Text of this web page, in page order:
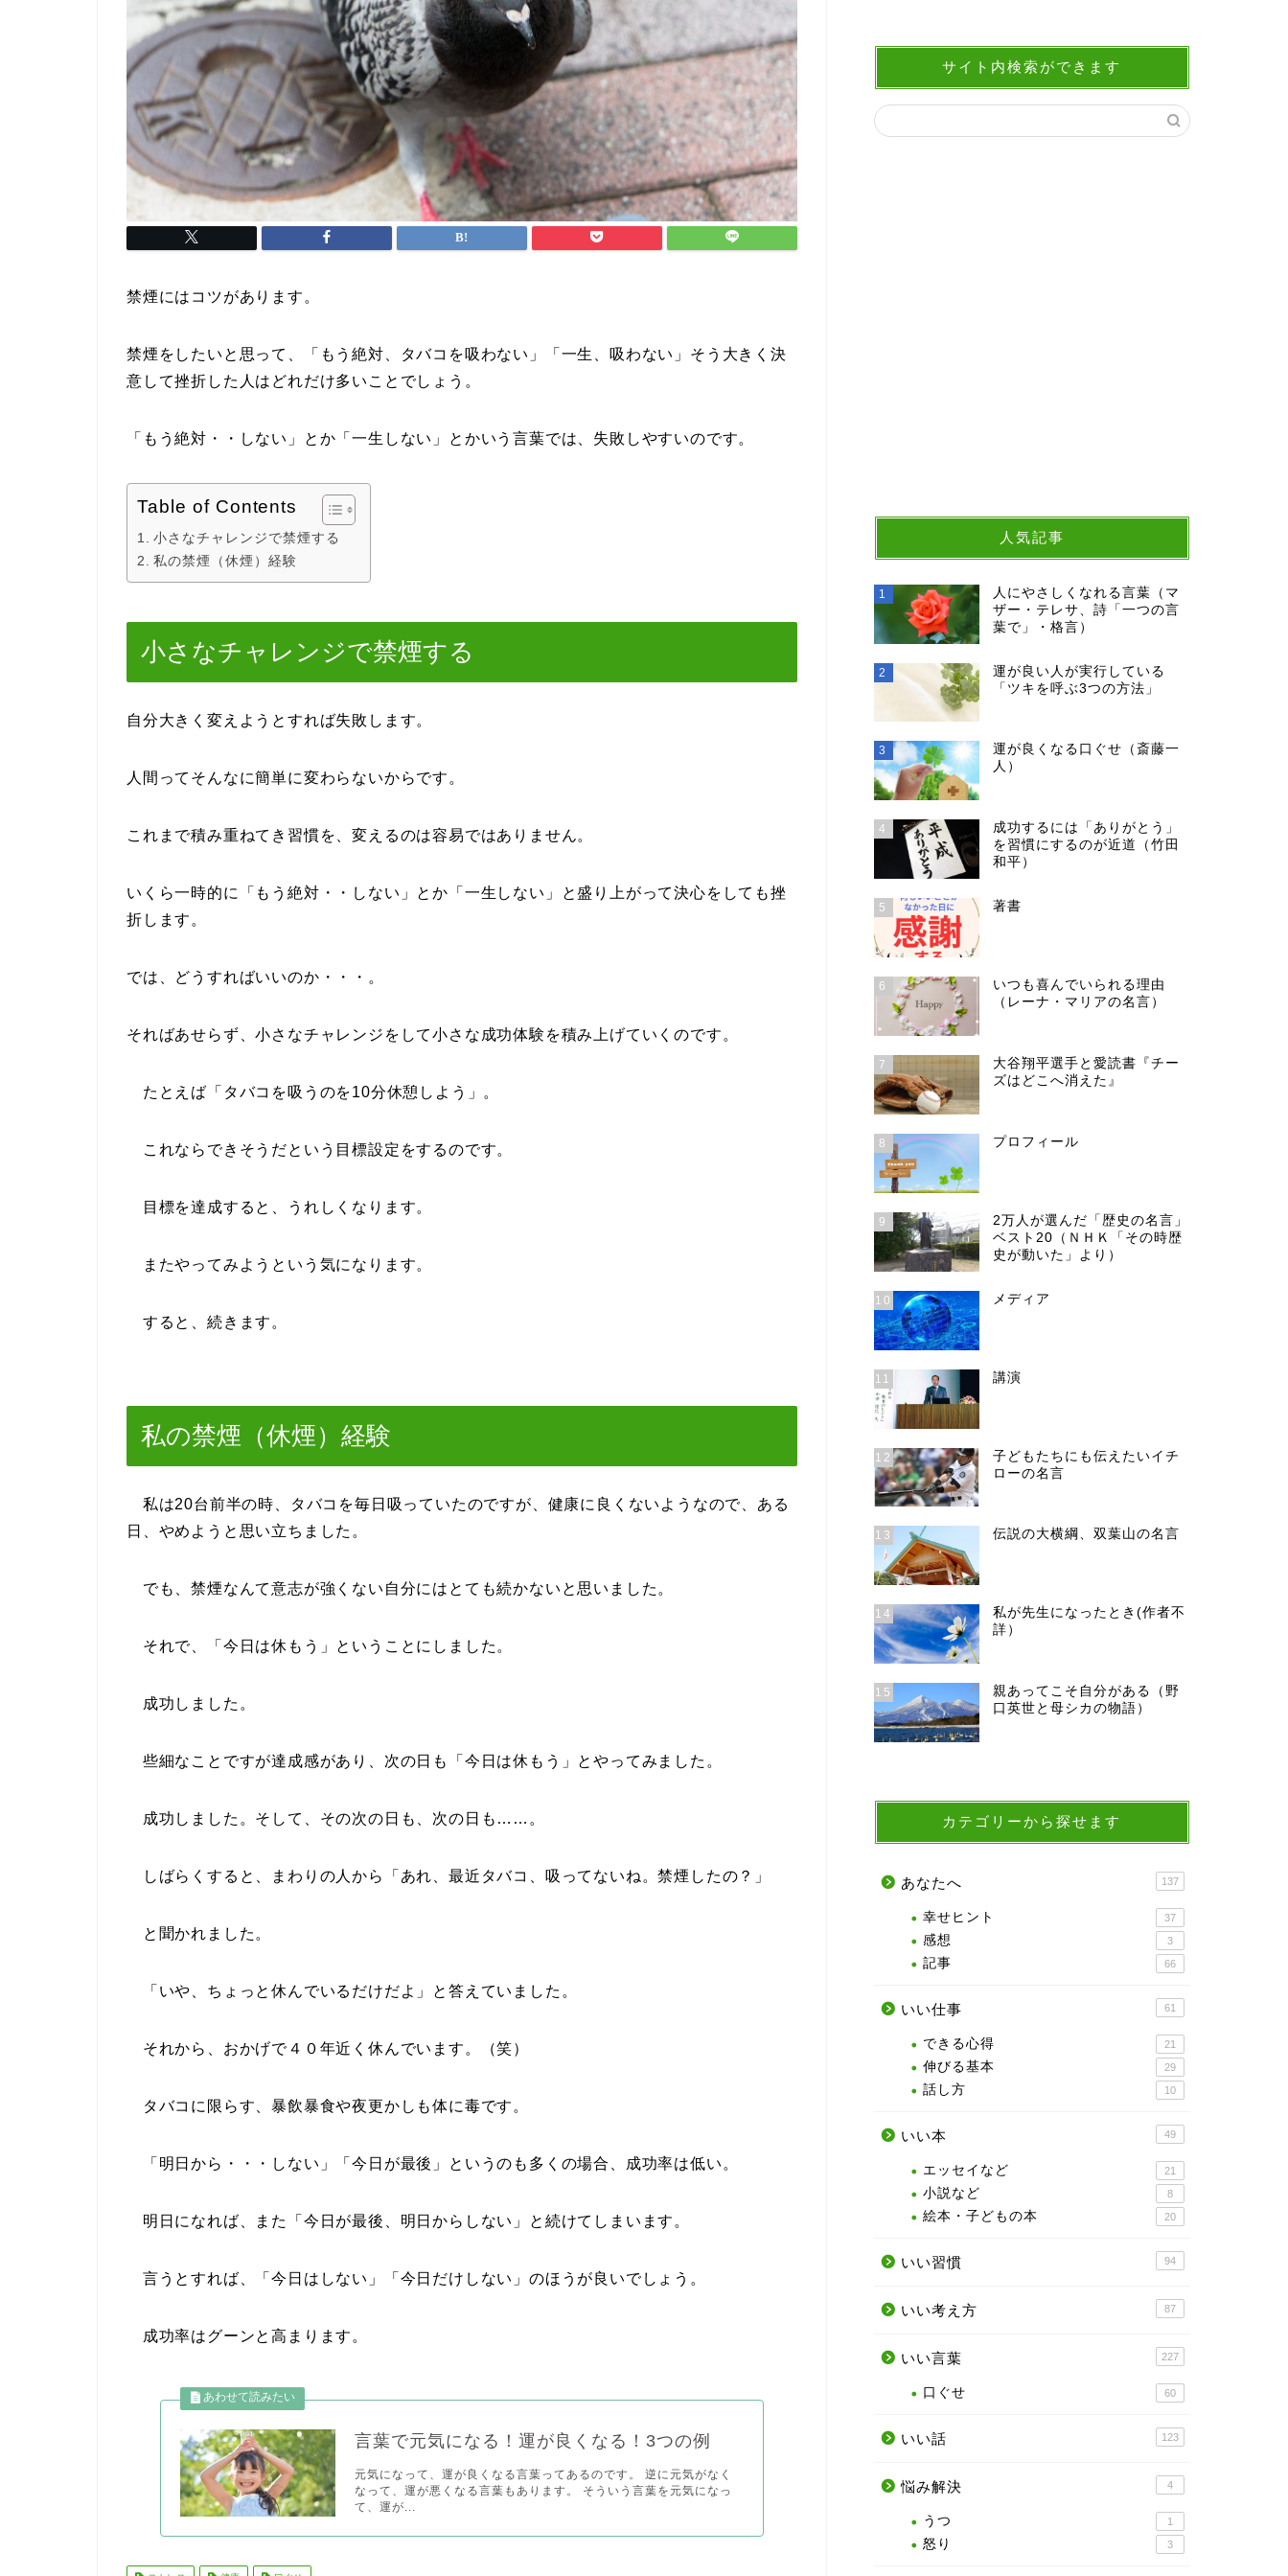
禁煙にはコツがあります。
禁煙をしたいと思って、「もう絶対、タバコを吸わない」「一生、吸わない」そう大きく決
意して挫折した人はどれだけ多いことでしょう。
「もう絶対・・しない」とか「一生しない」とかいう言葉では、失敗しやすいのです。
Table of Contents
小さなチャレンジで禁煙する
私の禁煙（休煙）経験
小さなチャレンジで禁煙する
自分大きく変えようとすれば失敗します。
人間ってそんなに簡単に変わらないからです。
これまで積み重ねてき習慣を、変えるのは容易ではありません。
いくら一時的に「もう絶対・・しない」とか「一生しない」と盛り上がって決心をしても挫
折します。
では、どうすればいいのか・・・。
そればあせらず、小さなチャレンジをして小さな成功体験を積み上げていくのです。
たとえば「タバコを吸うのを10分休憩しよう」。
これならできそうだという目標設定をするのです。
目標を達成すると、うれしくなります。
またやってみようという気になります。
すると、続きます。
私の禁煙（休煙）経験
私は20台前半の時、タバコを毎日吸っていたのですが、健康に良くないようなので、ある
日、やめようと思い立ちました。
でも、禁煙なんて意志が強くない自分にはとても続かないと思いました。
それで、「今日は休もう」ということにしました。
成功しました。
些細なことですが達成感があり、次の日も「今日は休もう」とやってみました。
成功しました。そして、その次の日も、次の日も……。
しばらくすると、まわりの人から「あれ、最近タバコ、吸ってないね。禁煙したの？」
と聞かれました。
「いや、ちょっと休んでいるだけだよ」と答えていました。
それから、おかげで４０年近く休んでいます。（笑）
タバコに限らす、暴飲暴食や夜更かしも体に毒です。
「明日から・・・しない」「今日が最後」というのも多くの場合、成功率は低い。
明日になれば、また「今日が最後、明日からしない」と続けてしまいます。
言うとすれば、「今日はしない」「今日だけしない」のほうが良いでしょう。
成功率はグーンと高まります。
言葉で元気になる！運が良くなる！3つの例
元気になって、運が良くなる言葉ってあるのです。 逆に元気がなく
なって、運が悪くなる言葉もあります。 そういう言葉を元気になっ
て、運が...
サイト内検索ができます
人気記事
1
人にやさしくなれる言葉（マ
ザー・テレサ、詩「一つの言
葉で」・格言）
2
運が良い人が実行している
「ツキを呼ぶ3つの方法」
3
運が良くなる口ぐせ（斎藤一
人）
4
成功するには「ありがとう」
を習慣にするのが近道（竹田
和平）
5 著書
6
いつも喜んでいられる理由
（レーナ・マリアの名言）
7
大谷翔平選手と愛読書『チー
ズはどこへ消えた』
8 プロフィール
9
2万人が選んだ「歴史の名言」
ベスト20（ＮＨＫ「その時歴
史が動いた」より）
10 メディア
11 講演
12
子どもたちにも伝えたいイチ
ローの名言
13 伝説の大横綱、双葉山の名言
14
私が先生になったとき(作者不
詳）
15
親あってこそ自分がある（野
口英世と母シカの物語）
カテゴリーから探せます
あなたへ 137
幸せヒント 37
感想 3
記事 66
いい仕事 61
できる心得 21
伸びる基本 29
話し方 10
いい本 49
エッセイなど 21
小説など 8
絵本・子どもの本 20
いい習慣 94
いい考え方 87
いい言葉 227
口ぐせ 60
いい話 123
悩み解決 4
うつ 1
怒り 3